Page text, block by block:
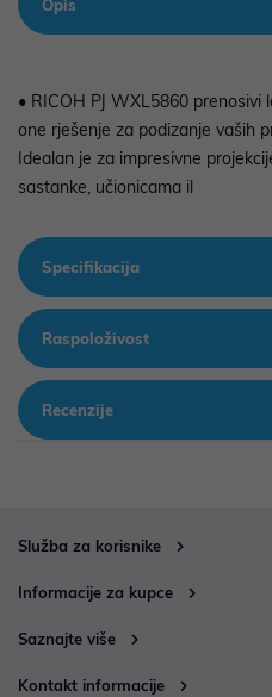
Opis
• RICOH PJ WXL5860
one rješenje za podizanje vaših
Idealan je za impresivne
sastanke, učionicama il
Specifikacija
Raspoloživost
Recenzije
Služba za korisnike
Informacije za kupce
Saznajte više
Kontakt informacije